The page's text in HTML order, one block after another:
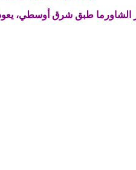
الشاورما طبق شرق أوسطي، يعود